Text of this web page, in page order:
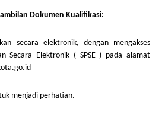
Dokumen Kualifikasi:
secara elektronik, dengan mengakses
Secara Elektronik ( SPSE ) pada alamat
menjadi perhatian.